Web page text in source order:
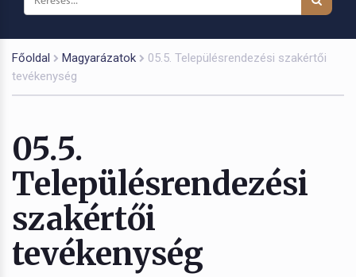
Főoldal Magyarázatok
05.5. Településrendezési szakértői
tevékenység
05.5.
Településrendezési
szakértői
tevékenység